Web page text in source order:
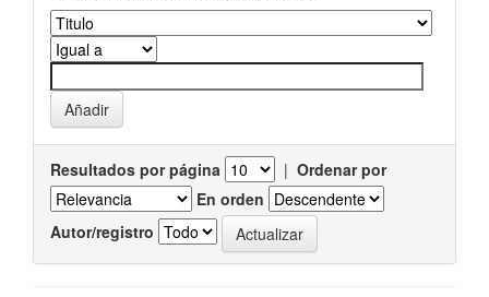
Resultados por página | Ordenar por
En orden
Autor/registro